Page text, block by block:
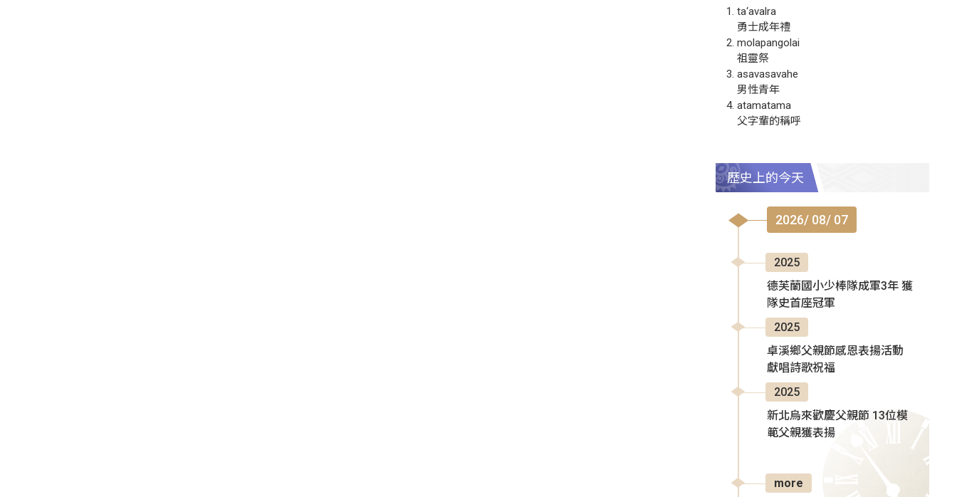
ta‘avalra
勇士成年禮
molapangolai
祖靈祭
asavasavahe
男性青年
atamatama
父字輩的稱呼
歷史上的今天
2026/ 08/ 07
2025
德芙蘭國小少棒隊成軍3年 獲
隊史首座冠軍
2025
卓溪鄉父親節感恩表揚活動
獻唱詩歌祝福
2025
新北烏來歡慶父親節 13位模
範父親獲表揚
more